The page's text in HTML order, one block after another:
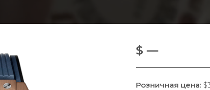
$ —
Розничная цена: